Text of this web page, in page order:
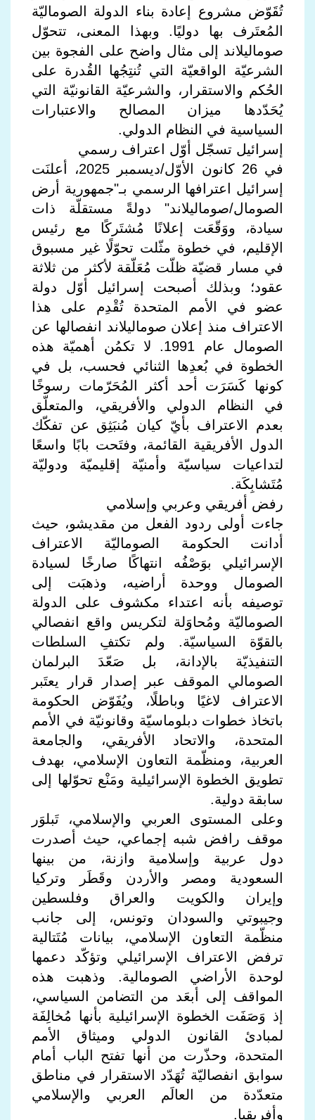
تُقَوّض مشروع إعادة بناء الدولة الصوماليّة
المُعتَرف بها دوليًا. وبهذا المعنى، تتحوّل
صوماليلاند إلى مثال واضح على الفجوة بين
الشرعيّة الواقعيّة التي تُنتِجُها القُدرة على
الحُكم والاستقرار، والشرعيّة القانونيّة التي
يُحَدّدها ميزان المصالح والاعتبارات
السياسية في النظام الدولي.
إسرائيل تسجّل أوّل اعتراف رسمي
في 26 كانون الأوّل/ديسمبر 2025، أعلنَت
إسرائيل اعترافها الرسمي بـ"جمهورية أرض
الصومال/صوماليلاند" دولةً مستقلّة ذات
سيادة، ووَقّعَت إعلانًا مُشتَركًا مع رئيس
الإقليم، في خطوة مثّلت تحوّلًا غير مسبوق
في مسار قضيّة ظلّت مُعَلّقة لأكثر من ثلاثة
عقود؛ وبذلك أصبحت إسرائيل أوّل دولة
عضو في الأمم المتحدة تُقْدِم على هذا
الاعتراف منذ إعلان صوماليلاند انفصالها عن
الصومال عام 1991. لا تكمُن أهميّة هذه
الخطوة في بُعدِها الثنائي فحسب، بل في
كونها كَسَرَت أحد أكثر المُحَرّمات رسوخًا
في النظام الدولي والأفريقي، والمتعلّق
بعدم الاعتراف بأيّ كيان مُنبَثِق عن تفكّك
الدول الأفريقية القائمة، وفتَحت بابًا واسعًا
لتداعيات سياسيّة وأمنيّة إقليميّة ودوليّة
مُتَشابِكَة.
رفض أفريقي وعربي وإسلامي
جاءت أولى ردود الفعل من مقديشو، حيث
أدانت الحكومة الصوماليّة الاعتراف
الإسرائيلي بوَصْفُه انتهاكًا صارخًا لسيادة
الصومال ووحدة أراضيه، وذهبَت إلى
توصيفه بأنه اعتداء مكشوف على الدولة
الصوماليّة ومُحاوَلة لتكريس واقع انفصالي
بالقوّة السياسيّة. ولم تكتفِ السلطات
التنفيذيّة بالإدانة، بل صَعّدَ البرلمان
الصومالي الموقف عبر إصدار قرار يعتَبر
الاعتراف لاغيًا وباطلًا، ويُفَوّض الحكومة
باتخاذ خطوات دبلوماسيّة وقانونيّة في الأمم
المتحدة، والاتحاد الأفريقي، والجامعة
العربية، ومنظّمة التعاون الإسلامي، بهدف
تطويق الخطوة الإسرائيلية ومَنْع تحوّلها إلى
سابقة دولية.
وعلى المستوى العربي والإسلامي، تَبلوَر
موقف رافض شبه إجماعي، حيث أصدرت
دول عربية وإسلامية وازنة، من بينها
السعودية ومصر والأردن وقَطَر وتركيا
وإيران والكويت والعراق وفلسطين
وجيبوتي والسودان وتونس، إلى جانب
منظّمة التعاون الإسلامي، بيانات مُتَتالية
ترفض الاعتراف الإسرائيلي وتؤكّد دعمها
لوحدة الأراضي الصومالية. وذهبت هذه
المواقف إلى أبعَد من التضامن السياسي،
إذ وَصَفَت الخطوة الإسرائيلية بأنها مُخالِفَة
لمبادئ القانون الدولي وميثاق الأمم
المتحدة، وحذّرت من أنها تفتح الباب أمام
سوابق انفصاليّة تُهَدّد الاستقرار في مناطق
متعدّدة من العالَم العربي والإسلامي
وأفريقيا.